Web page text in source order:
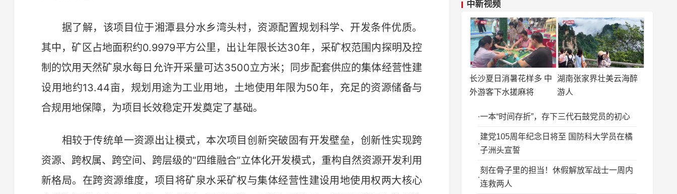
据了解，该项目位于湘潭县分水乡湾头村，资源配置规划科学、开发条件优质。
其中，矿区占地面积约0.9979平方公里，出让年限长达30年，采矿权范围内探明及控
制的饮用天然矿泉水每日允许开采量可达3500立方米；同步配套供应的集体经营性建
设用地约13.44亩，规划用途为工业用地，土地使用年限为50年，充足的资源储备与
合规用地保障，为项目长效稳定开发奠定了基础。
相较于传统单一资源出让模式，本次项目创新突破固有开发壁垒，创新性实现跨
资源、跨权属、跨空间、跨层级的“四维融合”立体化开发模式，重构自然资源开发利用
新格局。在跨资源维度，项目将矿泉水采矿权与集体经营性建设用地使用权两大核心
中新视频
长沙夏日消暑花样多 中
外游客下水搓麻将
湖南张家界壮美云海醉
游人
一本“时间存折”，存下三代石鼓党员的初心
建党105周年纪念日将至 国防科大学员在橘
子洲头宣誓
刻在骨子里的担当！休假解放军战士一周内
连救两人